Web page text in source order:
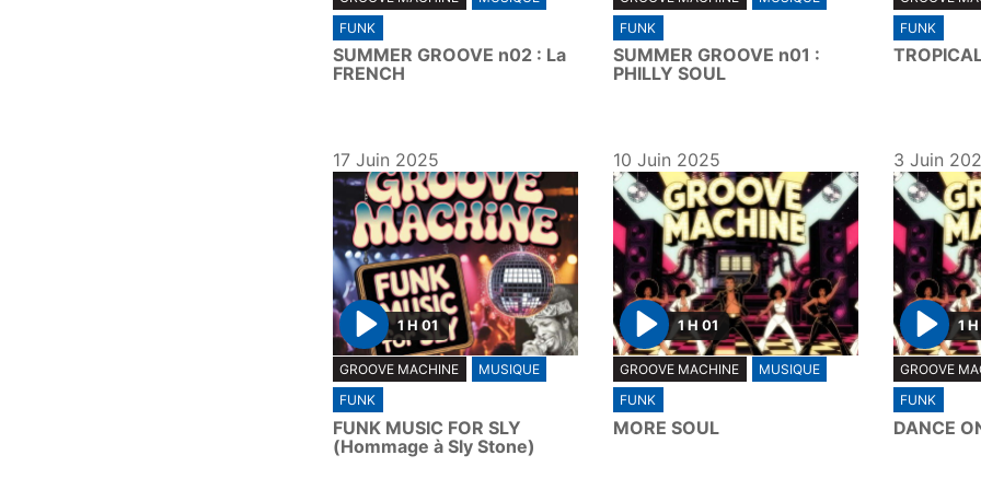
a
y
FUNK
SUMMER GROOVE n02 : La
FRENCH
a
y
FUNK
SUMMER GROOVE n01 :
PHILLY SOUL
a
y
FUNK
17 Juin 2025
P
l
a
y
1 H 01
GROOVE MACHINE
MUSIQUE
FUNK
FUNK MUSIC FOR SLY
(Hommage à Sly Stone)
10 Juin 2025
P
l
a
y
1 H 01
GROOVE MACHINE
MUSIQUE
FUNK
MORE SOUL
3 Juin
P
l
a
y
1
GROOVE
FUNK
DANCE